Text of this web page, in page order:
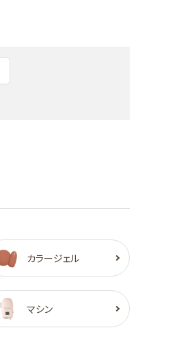
カラージェル
マシン